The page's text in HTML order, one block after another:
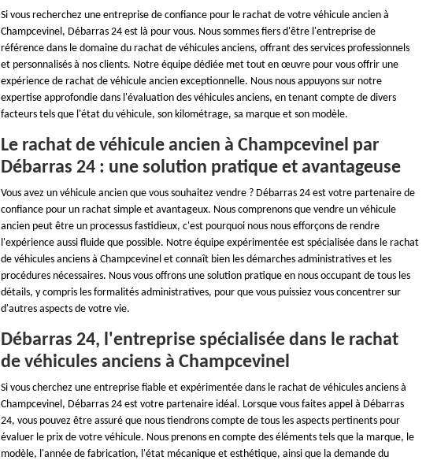
Si vous recherchez une entreprise de confiance pour le rachat de votre véhicule ancien à
Champcevinel, Débarras 24 est là pour vous. Nous sommes fiers d'être l'entreprise de
référence dans le domaine du rachat de véhicules anciens, offrant des services professionnels
et personnalisés à nos clients. Notre équipe dédiée met tout en œuvre pour vous offrir une
expérience de rachat de véhicule ancien exceptionnelle. Nous nous appuyons sur notre
expertise approfondie dans l'évaluation des véhicules anciens, en tenant compte de divers
facteurs tels que l'état du véhicule, son kilométrage, sa marque et son modèle.
Le rachat de véhicule ancien à Champcevinel par
Débarras 24 : une solution pratique et avantageuse
Vous avez un véhicule ancien que vous souhaitez vendre ? Débarras 24 est votre partenaire de
confiance pour un rachat simple et avantageux. Nous comprenons que vendre un véhicule
ancien peut être un processus fastidieux, c'est pourquoi nous nous efforçons de rendre
l'expérience aussi fluide que possible. Notre équipe expérimentée est spécialisée dans le rachat
de véhicules anciens à Champcevinel et connaît bien les démarches administratives et les
procédures nécessaires. Nous vous offrons une solution pratique en nous occupant de tous les
détails, y compris les formalités administratives, pour que vous puissiez vous concentrer sur
d'autres aspects de votre vie.
Débarras 24, l'entreprise spécialisée dans le rachat
de véhicules anciens à Champcevinel
Si vous cherchez une entreprise fiable et expérimentée dans le rachat de véhicules anciens à
Champcevinel, Débarras 24 est votre partenaire idéal. Lorsque vous faites appel à Débarras
24, vous pouvez être assuré que nous tiendrons compte de tous les aspects pertinents pour
évaluer le prix de votre véhicule. Nous prenons en compte des éléments tels que la marque, le
modèle, l'année de fabrication, l'état mécanique et esthétique, ainsi que la demande du